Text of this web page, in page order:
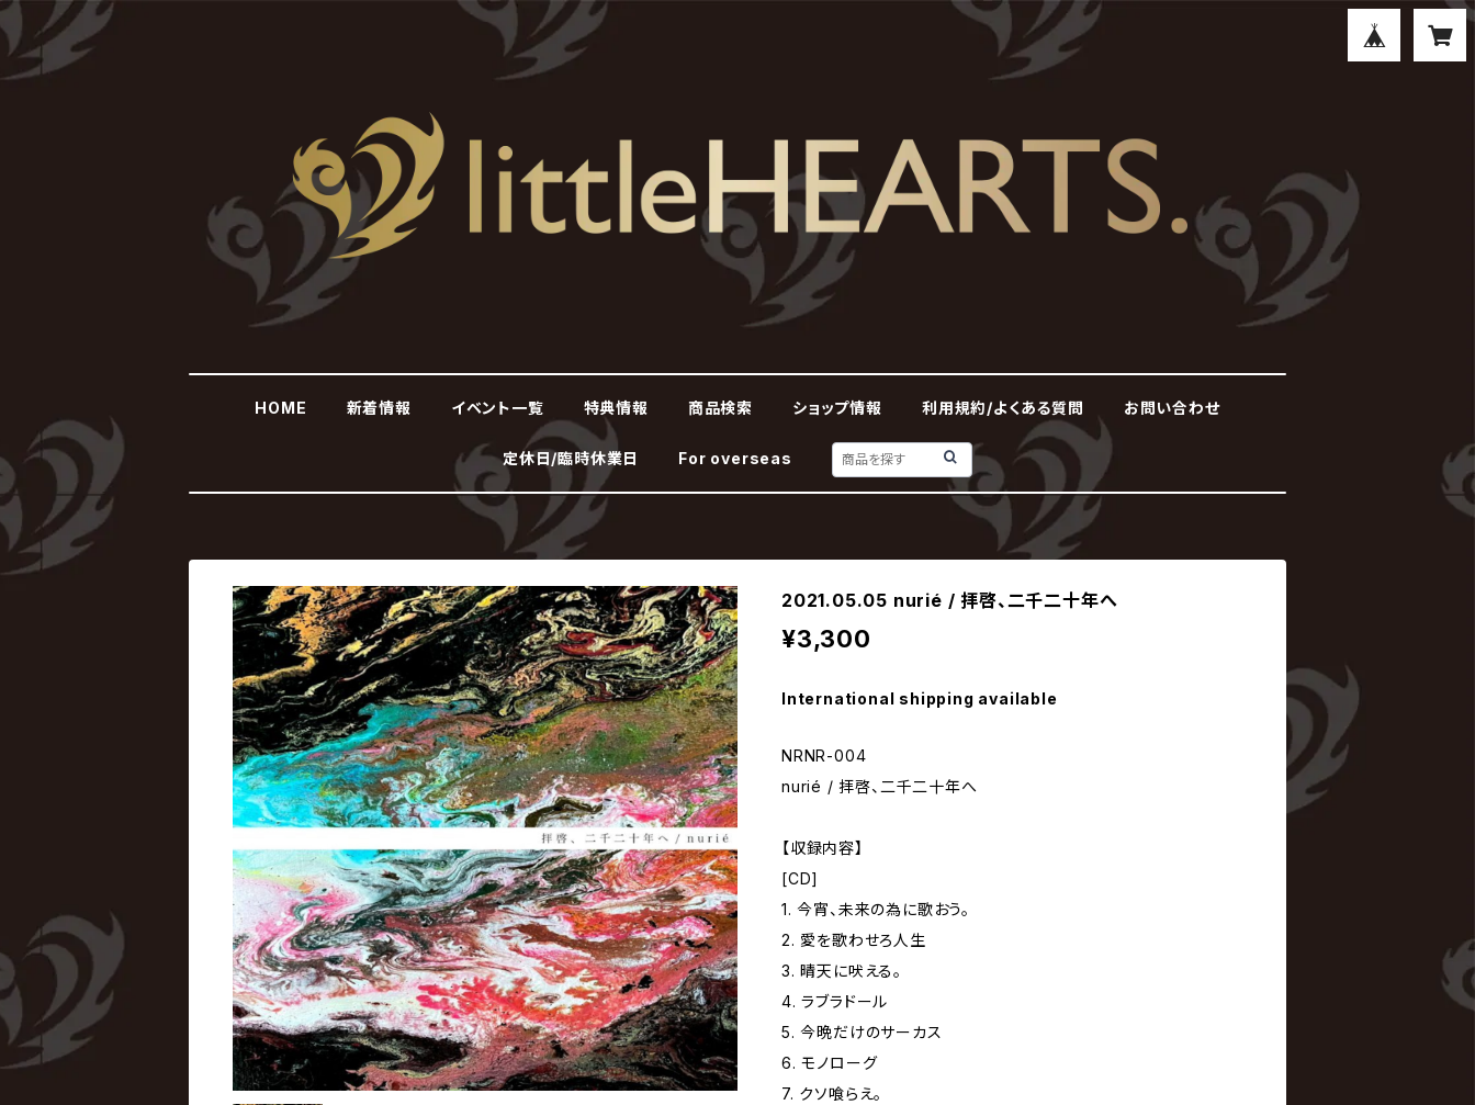
HOME 新着情報 イベント一覧 特典情報 商品検索 ショップ情報 利用規約/よくある質問 お問い合わせ
定休日/臨時休業日 For overseas
2021.05.05 nurié / 拝啓、二千二十年へ
¥3,300
International shipping available
NRNR-004
nurié / 拝啓、二千二十年へ
【収録内容】
[CD]
1. 今宵、未来の為に歌おう。
2. 愛を歌わせろ人生
3. 晴天に吠える。
4. ラブラドール
5. 今晩だけのサーカス
6. モノローグ
7. クソ喰らえ。